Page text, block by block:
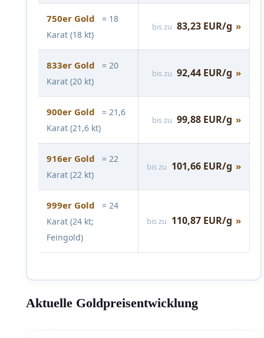
750er Gold
= 18
Karat (18 kt)
bis zu 83,23 EUR/g »
833er Gold
= 20
Karat (20 kt)
bis zu 92,44 EUR/g »
900er Gold
= 21,6
Karat (21,6 kt)
bis zu 99,88 EUR/g »
916er Gold
= 22
Karat (22 kt)
bis zu 101,66 EUR/g »
999er Gold
= 24
Karat (24 kt;
Feingold)
bis zu 110,87 EUR/g »
Aktuelle Goldpreisentwicklung